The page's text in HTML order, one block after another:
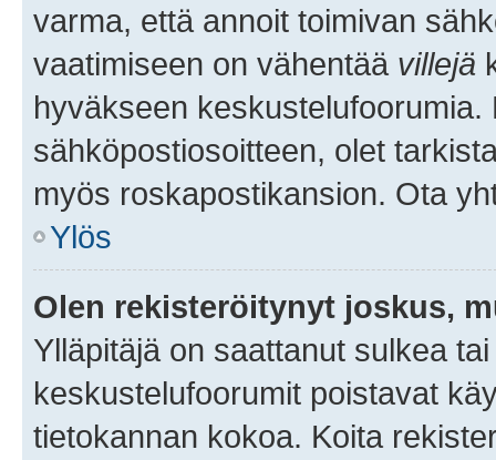
varma, että annoit toimivan
vaatimiseen on vähentää villejä
hyväkseen
sähköpostiosoitteen, olet
myös roskapostikansion. Ota
Ylös
Olen rekisteröitynyt joskus,
Ylläpitäjä on saattanut sulkea
keskustelufoorumit poistavat
tietokannan kokoa. Koita